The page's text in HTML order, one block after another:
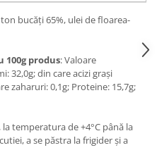
ton bucăți 65%, ulei de floarea-
produs: Valoare
32,0g; din care acizi graşi
zaharuri: 0,1g; Proteine: 15,7g;
temperatura de +4°C până la
a se păstra la frigider și a